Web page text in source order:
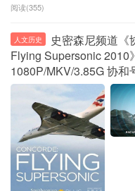
阅读(355)
人文历史
史密森尼频道《
Flying Supersonic 2010
1080P/MKV/3.85G 协和